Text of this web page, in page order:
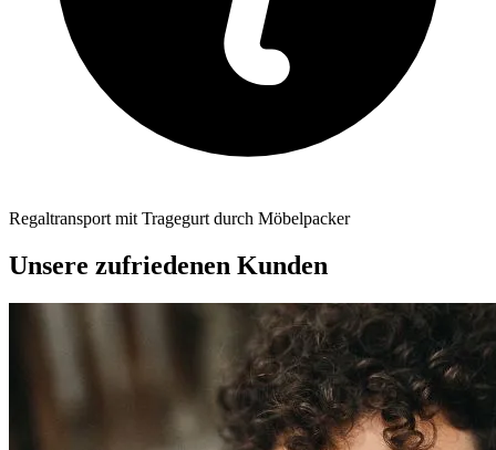
Regaltransport mit Tragegurt durch Möbelpacker
Unsere zufriedenen Kunden